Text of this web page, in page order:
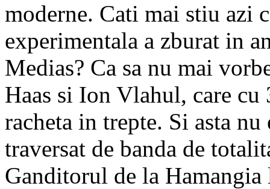
moderne. Cati mai stiu azi
experimentala a zburat in
Medias? Ca sa nu mai
Haas si Ion Vlahul, care cu
racheta in trepte. Si asta
traversat de banda de
Ganditorul de la